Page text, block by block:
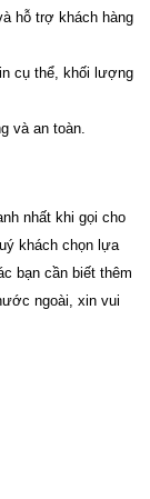
hỗ trợ khách hàng
cụ thể, khối lượng
và an toàn.
nhất khi gọi cho
khách chọn lựa
bạn cần biết thêm
ngoài, xin vui